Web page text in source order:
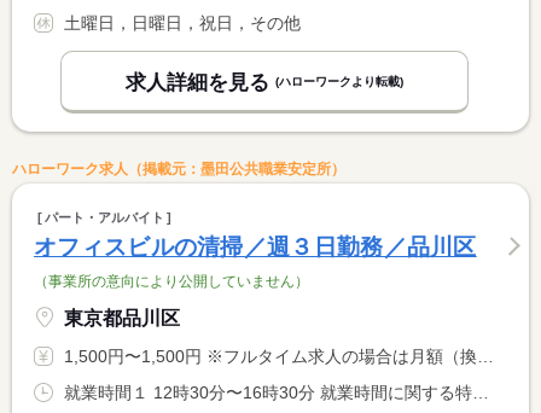
土曜日，日曜日，祝日，その他
求人詳細を見る (ハローワークより転載)
ハローワーク求人（掲載元：墨田公共職業安定所）
パート・アルバイト
オフィスビルの清掃／週３日勤務／品川区
（事業所の意向により公開していません）
東京都品川区
1,500円〜1,500円 ※フルタイム求人の場合は月額（換算額）、パート求人の場合は時間額を表示しています。